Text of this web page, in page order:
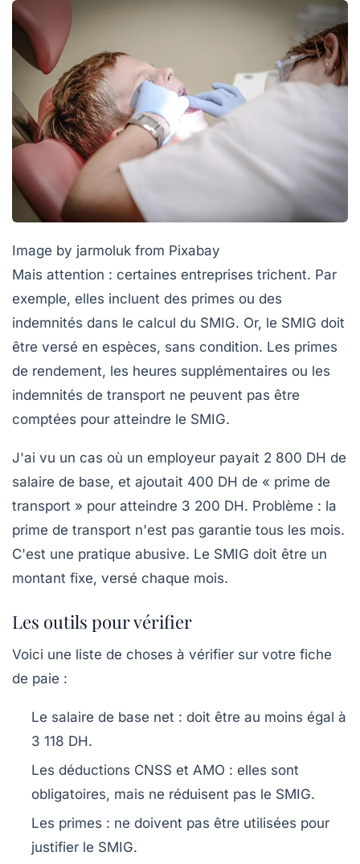
Image by jarmoluk from Pixabay
Mais attention : certaines entreprises trichent. Par
exemple, elles incluent des primes ou des
indemnités dans le calcul du SMIG. Or, le SMIG doit
être versé en espèces, sans condition. Les primes
de rendement, les heures supplémentaires ou les
indemnités de transport ne peuvent pas être
comptées pour atteindre le SMIG.
J'ai vu un cas où un employeur payait 2 800 DH de
salaire de base, et ajoutait 400 DH de « prime de
transport » pour atteindre 3 200 DH. Problème : la
prime de transport n'est pas garantie tous les mois.
C'est une pratique abusive. Le SMIG doit être un
montant fixe, versé chaque mois.
Les outils pour vérifier
Voici une liste de choses à vérifier sur votre fiche
de paie :
Le salaire de base net : doit être au moins égal à
3 118 DH.
Les déductions CNSS et AMO : elles sont
obligatoires, mais ne réduisent pas le SMIG.
Les primes : ne doivent pas être utilisées pour
justifier le SMIG.